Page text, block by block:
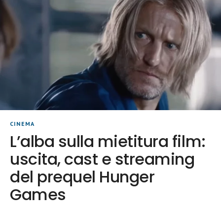
CINEMA
L’alba sulla mietitura film:
uscita, cast e streaming
del prequel Hunger
Games